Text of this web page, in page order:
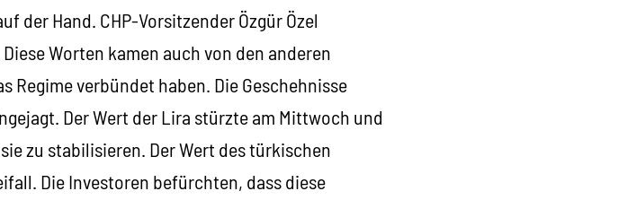
der Hand. CHP-Vorsitzender Özgür Özel
Worten kamen auch von den anderen
Regime verbündet haben. Die Geschehnisse
Der Wert der Lira stürzte am Mittwoch und
zu stabilisieren. Der Wert des türkischen
Die Investoren befürchten, dass diese